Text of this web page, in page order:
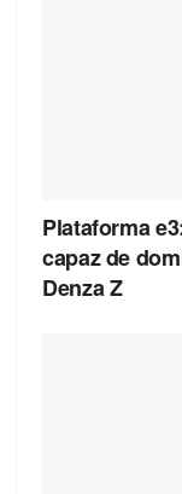
Plataforma
capaz de
Denza Z